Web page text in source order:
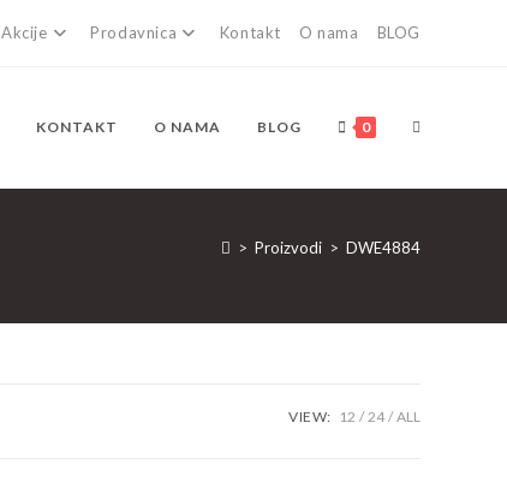
Akcije Prodavnica Kontakt O nama BLOG
KONTAKT O NAMA BLOG 0 TOGGLE
WEBSITE
> Proizvodi > DWE4884
VIEW: 12 24 ALL